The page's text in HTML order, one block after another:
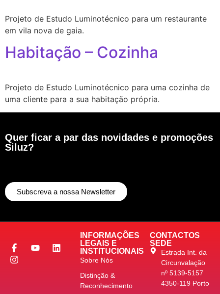
Projeto de Estudo Luminotécnico para um restaurante
em vila nova de gaia.
Habitação – Cozinha
Projeto de Estudo Luminotécnico para uma cozinha de
uma cliente para a sua habitação própria.
Quer ficar a par das novidades e promoções
Siluz?
Subscreva a nossa Newsletter
INFORMAÇÕES
LEGAIS E
INSTITUCIONAIS
Sobre Nós
Distinção &
Reconhecimento
CONTACTOS
SEDE
Estrada Int. da
Circunvalação
nº 5139-5157
4350-119 Porto